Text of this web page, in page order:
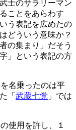
士のサラリーマン
ことをあらわす
う表記を広めたの
どういう意味か？
の集まり」だそう
」という表記の方
名乗ったのは平
「 武蔵七党 」では
使用を許し、１